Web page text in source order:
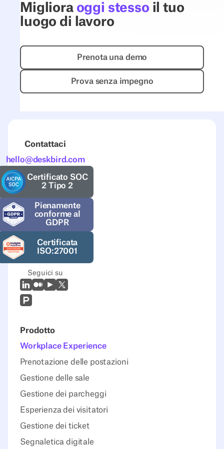
Migliora oggi stesso il tuo
luogo di lavoro
Prenota una demo
Prova senza impegno
Contattaci
hello@deskbird.com
Certificato SOC
2 Tipo 2
Pienamente
conforme al
GDPR
Certificata
ISO:27001
Seguici su
LinkedIn
MedioYoutubeX (Twitter)
Prodcut Hunt
Prodotto
Workplace Experience
Prenotazione delle postazioni
Gestione delle sale
Gestione dei parcheggi
Esperienza dei visitatori
Gestione dei ticket
Segnaletica digitale